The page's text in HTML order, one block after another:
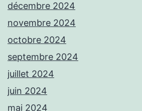
décembre 2024
novembre 2024
octobre 2024
septembre 2024
juillet 2024
juin 2024
mai 2024